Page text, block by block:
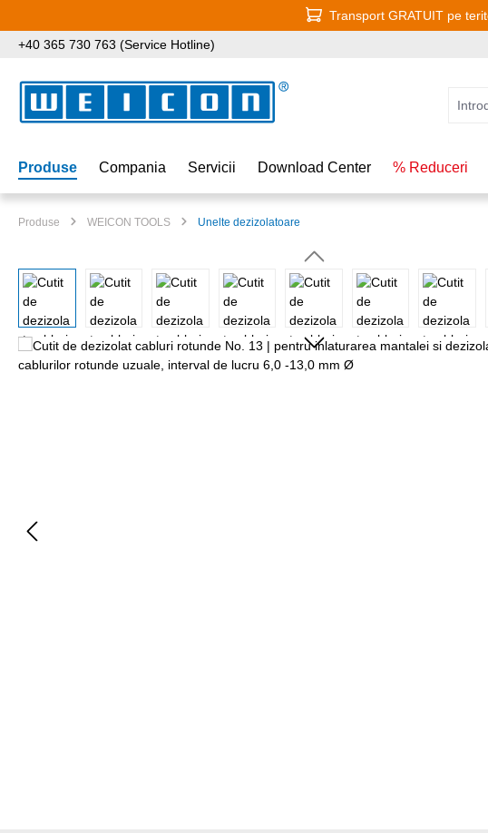
Transport GRATUIT pe
+40 365 730 763 (Service Hotline)
Produse Compania Servicii Download Center % Reduceri
Produse WEICON TOOLS Unelte dezizolatoare
Sari peste galeria de imagini